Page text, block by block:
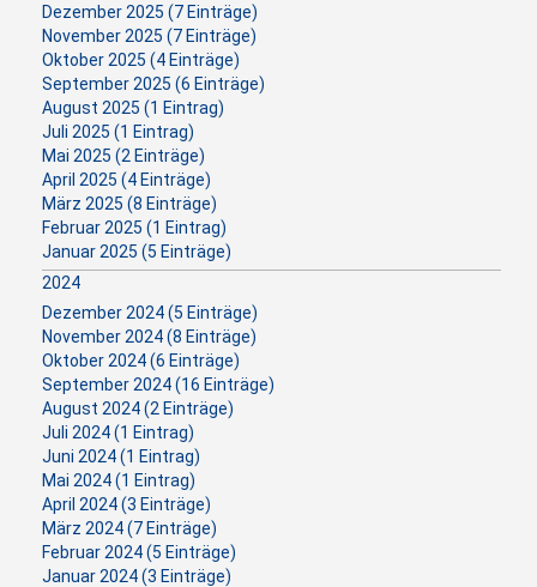
Dezember 2025 (7 Einträge)
November 2025 (7 Einträge)
Oktober 2025 (4 Einträge)
September 2025 (6 Einträge)
August 2025 (1 Eintrag)
Juli 2025 (1 Eintrag)
Mai 2025 (2 Einträge)
April 2025 (4 Einträge)
März 2025 (8 Einträge)
Februar 2025 (1 Eintrag)
Januar 2025 (5 Einträge)
2024
Dezember 2024 (5 Einträge)
November 2024 (8 Einträge)
Oktober 2024 (6 Einträge)
September 2024 (16 Einträge)
August 2024 (2 Einträge)
Juli 2024 (1 Eintrag)
Juni 2024 (1 Eintrag)
Mai 2024 (1 Eintrag)
April 2024 (3 Einträge)
März 2024 (7 Einträge)
Februar 2024 (5 Einträge)
Januar 2024 (3 Einträge)